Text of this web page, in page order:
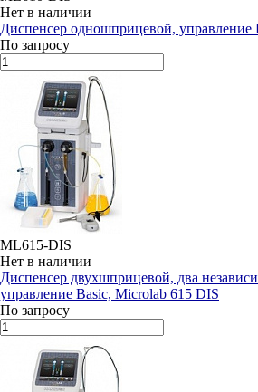
Нет в наличии
Диспенсер одношприцевой, управление
По запросу
ML615-DIS
Нет в наличии
Диспенсер двухшприцевой, два
управление Basic, Microlab 615 DIS
По запросу